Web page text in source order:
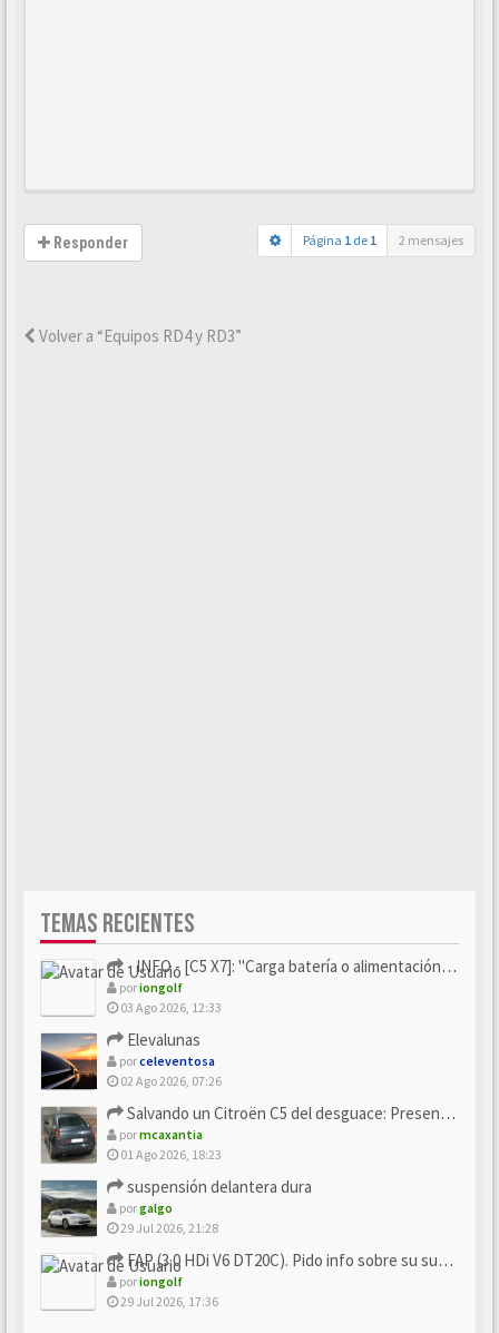
Responder Página 1 de 1 2 mensajes
Volver a “Equipos RD4 y RD3”
TEMAS RECIENTES
- INFO - [C5 X7]: "Carga batería o alimentación eléctri...
poriongolf
03 Ago 2026, 12:33
Elevalunas
porceleventosa
02 Ago 2026, 07:26
Salvando un Citroën C5 del desguace: Presentación y seguimiento
pormcaxantia
01 Ago 2026, 18:23
suspensión delantera dura
porgalgo
29 Jul 2026, 21:28
FAP (3.0 HDi V6 DT20C). Pido info sobre su sustitución
poriongolf
29 Jul 2026, 17:36